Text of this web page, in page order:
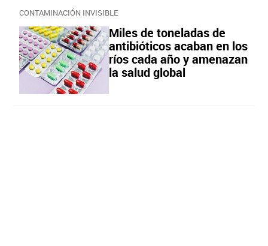
CONTAMINACIÓN INVISIBLE
Miles de toneladas de
antibióticos acaban en los
ríos cada año y amenazan
la salud global